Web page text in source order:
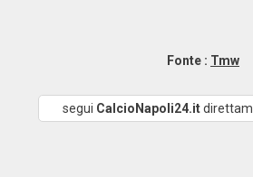
Fonte : Tmw
segui CalcioNapoli24.it